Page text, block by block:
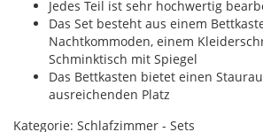
Jedes Teil ist sehr hochwertig
Das Set besteht aus einem
Nachtkommoden, einem
Schminktisch mit Spiegel
Das Bettkasten bietet einen
ausreichenden Platz
Kategorie: Schlafzimmer - Sets